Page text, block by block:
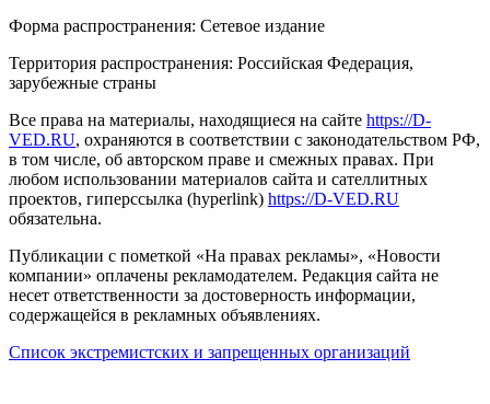
Форма распространения: Сетевое издание
Территория распространения: Российская Федерация,
зарубежные страны
Все права на материалы, находящиеся на сайте https://D-
VED.RU, охраняются в соответствии с законодательством РФ,
в том числе, об авторском праве и смежных правах. При
любом использовании материалов сайта и сателлитных
проектов, гиперссылка (hyperlink) https://D-VED.RU
обязательна.
Публикации с пометкой «На правах рекламы», «Новости
компании» оплачены рекламодателем. Редакция сайта не
несет ответственности за достоверность информации,
содержащейся в рекламных объявлениях.
Список экстремистских и запрещенных организаций